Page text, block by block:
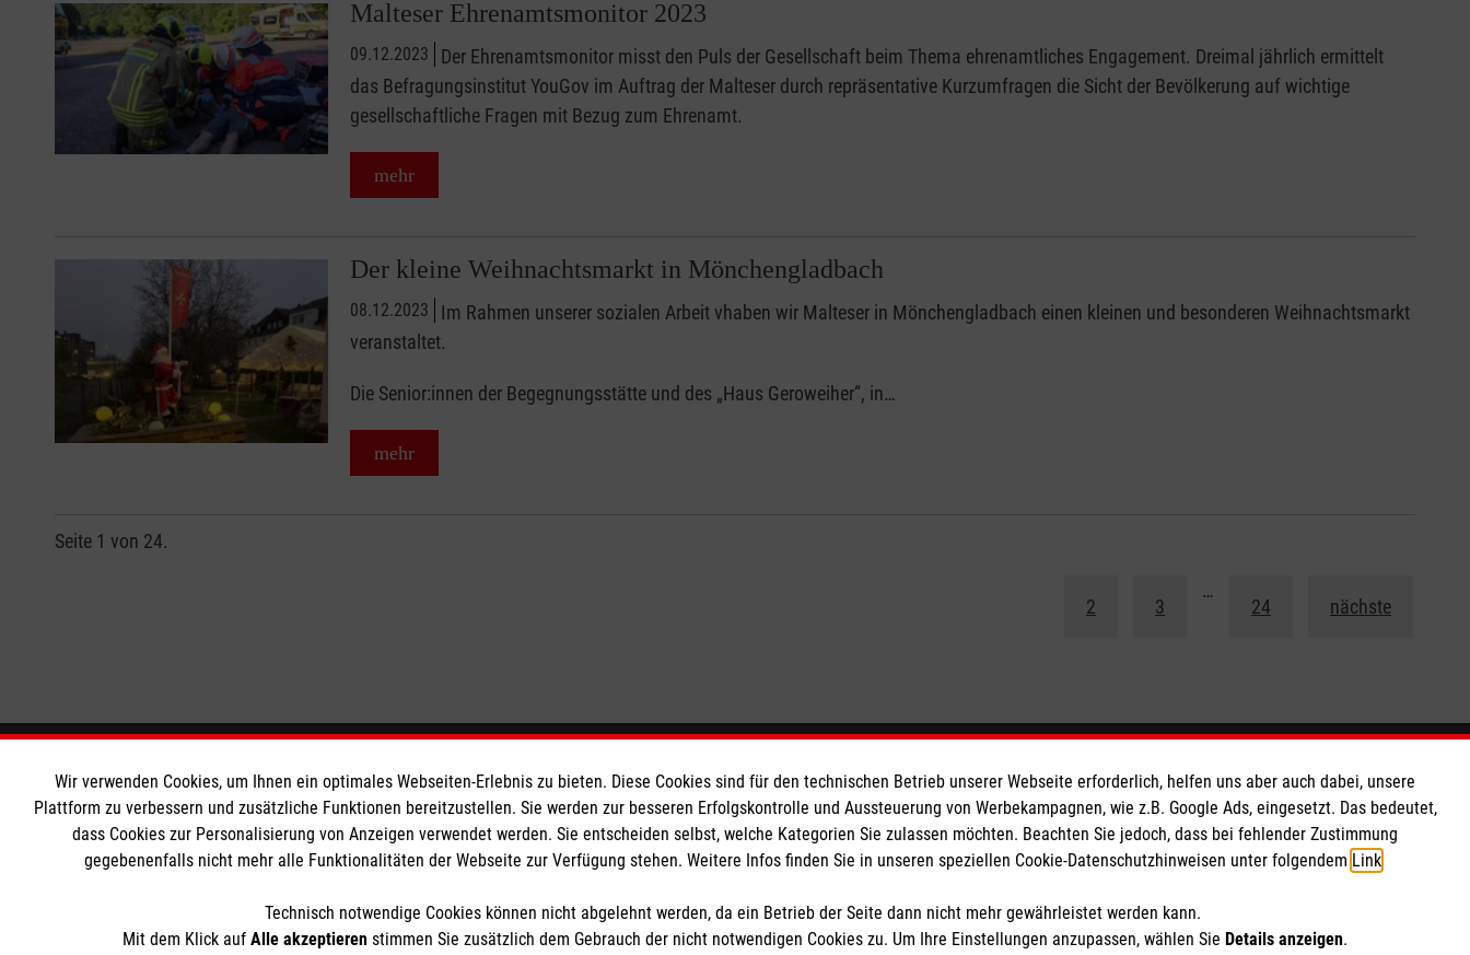
Malteser Ehrenamtsmonitor 2023
09.12.2023
Der Ehrenamtsmonitor misst den Puls der Gesellschaft beim Thema ehrenamtliches Engagement. Dreimal jährlich ermittelt
das Befragungsinstitut YouGov im Auftrag der Malteser durch repräsentative Kurzumfragen die Sicht der Bevölkerung auf wichtige
gesellschaftliche Fragen mit Bezug zum Ehrenamt.
mehr
Der kleine Weihnachtsmarkt in Mönchengladbach
08.12.2023
Im Rahmen unserer sozialen Arbeit vhaben wir Malteser in Mönchengladbach einen kleinen und besonderen Weihnachtsmarkt
veranstaltet.
Die Senior:innen der Begegnungsstätte und des „Haus Geroweiher“, in…
mehr
Seite 1 von 24.
2 3
…
24 nächste
Informationen
Impressum
Datenschutz
Die Malteser
Malteser in Deutschland
Malteserorden
Spendenkonto
Empfänger: Malteser Hilfsdienst e.V.
Bank: Pax-Bank
BIC: GENODED1PAX
So finden Sie uns
Ückelhofer Straße 20
41065 Mönchengladbach
moenchengladbach@malteser.org
Wir verwenden Cookies, um Ihnen ein optimales Webseiten-Erlebnis zu bieten. Diese Cookies sind für den technischen Betrieb unserer Webseite erforderlich, helfen uns aber auch dabei, unsere
Plattform zu verbessern und zusätzliche Funktionen bereitzustellen. Sie werden zur besseren Erfolgskontrolle und Aussteuerung von Werbekampagnen, wie z.B. Google Ads, eingesetzt. Das bedeutet,
dass Cookies zur Personalisierung von Anzeigen verwendet werden. Sie entscheiden selbst, welche Kategorien Sie zulassen möchten. Beachten Sie jedoch, dass bei fehlender Zustimmung
gegebenenfalls nicht mehr alle Funktionalitäten der Webseite zur Verfügung stehen. Weitere Infos finden Sie in unseren speziellen Cookie-Datenschutzhinweisen unter folgendem Link
Technisch notwendige Cookies können nicht abgelehnt werden, da ein Betrieb der Seite dann nicht mehr gewährleistet werden kann.
Mit dem Klick auf Alle akzeptieren stimmen Sie zusätzlich dem Gebrauch der nicht notwendigen Cookies zu. Um Ihre Einstellungen anzupassen, wählen Sie Details anzeigen.